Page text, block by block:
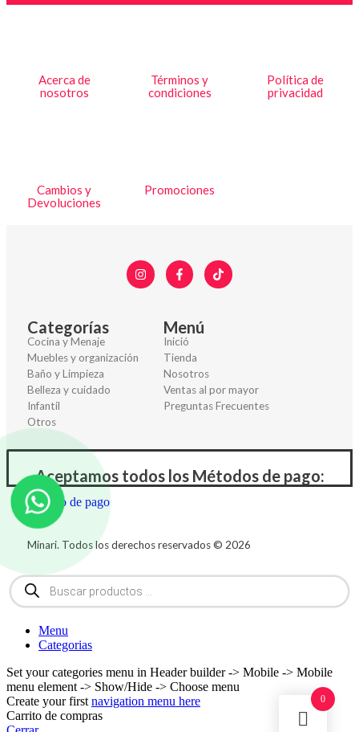
Acerca de
nosotros
Términos y
condiciones
Política de
privacidad
Cambios y
Devoluciones
Promociones
Categorías
Cocina y Menaje
Muebles y organización
Baño y Limpieza
Belleza y cuidado
Infantil
Otros
Menú
Inició
Tienda
Nosotros
Ventas al por mayor
Preguntas Frecuentes
Aceptamos todos los Métodos de pago:
Minari. Todos los derechos reservados © 2026
Menu
Categorias
Set your categories menu in Header builder -> Mobile -> Mobile
menu element -> Show/Hide -> Choose menu
Create your first navigation menu here
Carrito de compras
0